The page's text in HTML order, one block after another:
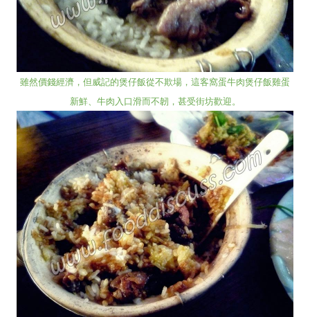
雖然價錢經濟，但威記的煲仔飯從不欺場，這客窩蛋牛肉煲仔飯雞蛋
新鮮、牛肉入口滑而不韌，甚受街坊歡迎。